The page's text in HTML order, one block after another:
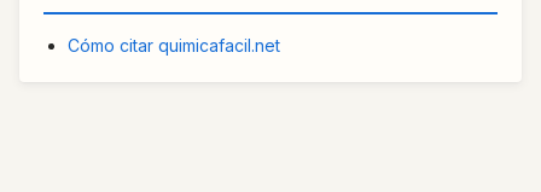
Cómo citar quimicafacil.net